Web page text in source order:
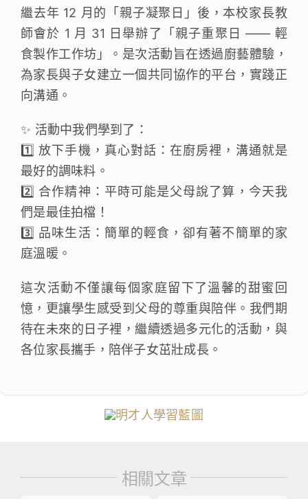
下載區
繼去年 12 月的「親子凝聚日」後，本校家長教
師會於 1 月 31 日舉辦了「親子重聚日 —— 輕
食製作工作坊」。是次活動旨在透過廚藝體驗，
為家長與子女建立一個共同協作的平台，實踐正
向溝通。
✨ 活動中我們學到了：
1️⃣ 放下手機，真心對話：在廚房裡，溝通就是
最好的調味料。
2️⃣ 合作精神：平時可能是父母說了算，今天我
們是最佳拍檔！
3️⃣ 品味生活：簡單的輕食，卻有著不簡單的家
庭溫暖。
這次活動不僅讓每個家庭留下了溫馨的甜蜜回
憶，更讓學生感受到父母的尊重與陪伴。我們期
待在未來的日子裡，繼續透過多元化的活動，與
各位家長攜手，陪伴子女茁壯成長。
相關文章